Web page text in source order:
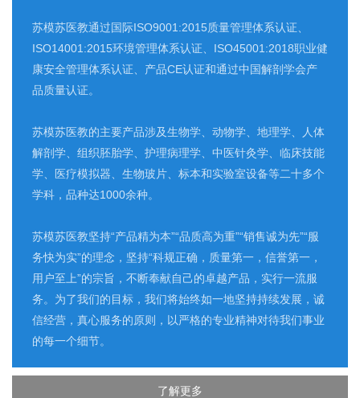
苏模苏医教通过国际ISO9001:2015质量管理体系认证、
ISO14001:2015环境管理体系认证、ISO45001:2018职业健
康安全管理体系认证、产品CE认证和通过中国解剖学会产
品质量认证。
苏模苏医教的主要产品涉及生物学、动物学、地理学、人体
解剖学、组织胚胎学、护理病理学、中医针灸学、临床技能
学、医疗模拟器、生物玻片、标本和实验室设备等二十多个
学科，品种达1000余种。
苏模苏医教坚持“产品精为本”“品质高为重”“销售诚为先”“服
务快为实”的理念，坚持“科规正确，质量第一，信誉第一，
用户至上”的宗旨，不断奉献自己的卓越产品，实行一流服
务。为了我们的目标，我们将始终如一地坚持持续发展，诚
信经营，真心服务的原则，以严格的专业精神对待我们事业
的每一个细节。
了解更多